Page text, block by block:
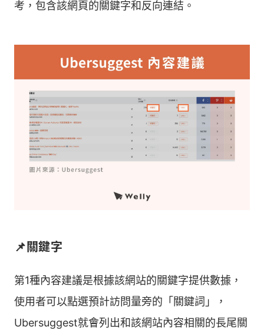
考，包含該網頁的關鍵字和反向連結。
📌關鍵字
第1種內容建議是根據該網站的關鍵字提供數據，
使用者可以點選預計訪問量旁的「關鍵詞」，
Ubersuggest就會列出和該網站內容相關的長尾關